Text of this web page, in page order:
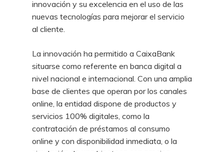
innovación y su excelencia en el uso de las
nuevas tecnologías para mejorar el servicio
al cliente.
La innovación ha permitido a CaixaBank
situarse como referente en banca digital a
nivel nacional e internacional. Con una amplia
base de clientes que operan por los canales
online, la entidad dispone de productos y
servicios 100% digitales, como la
contratación de préstamos al consumo
online y con disponibilidad inmediata, o la